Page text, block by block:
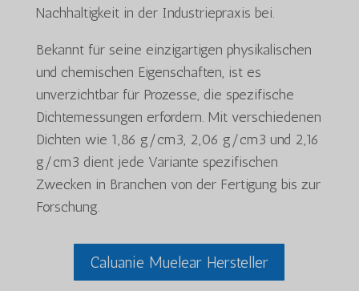
Nachhaltigkeit in der Industriepraxis bei.
Bekannt für seine einzigartigen physikalischen
und chemischen Eigenschaften, ist es
unverzichtbar für Prozesse, die spezifische
Dichtemessungen erfordern. Mit verschiedenen
Dichten wie 1,86 g/cm3, 2,06 g/cm3 und 2,16
g/cm3 dient jede Variante spezifischen
Zwecken in Branchen von der Fertigung bis zur
Forschung.
Caluanie Muelear Hersteller